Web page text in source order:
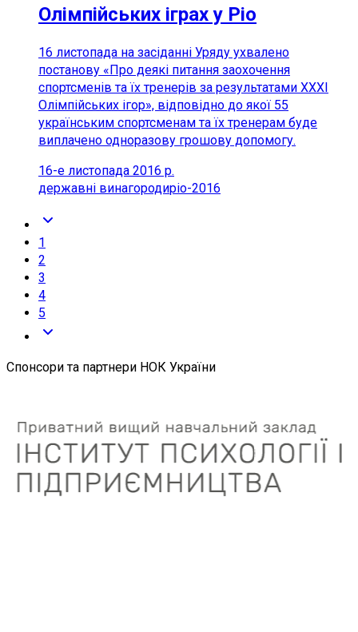
Олімпійських іграх у Ріо
16 листопада на засіданні Уряду ухвалено
постанову «Про деякі питання заохочення
спортсменів та їх тренерів за результатами ХХХІ
Олімпійських ігор», відповідно до якої 55
українським спортсменам та їх тренерам буде
виплачено одноразову грошову допомогу.
16-е листопада 2016 р.
державні винагородиріо-2016
1
2
3
4
5
Спонсори та партнери НОК України